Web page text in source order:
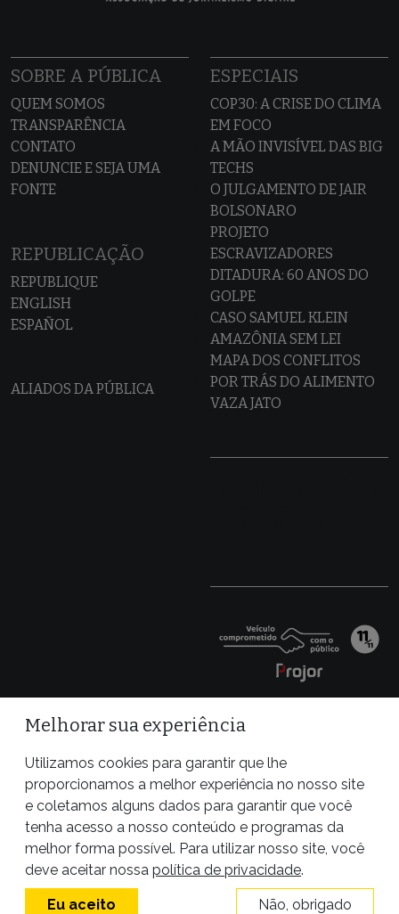
SOBRE A PÚBLICA
QUEM SOMOS
TRANSPARÊNCIA
CONTATO
DENUNCIE E SEJA UMA
FONTE
REPUBLICAÇÃO
REPUBLIQUE
ENGLISH
ESPAÑOL
ALIADOS DA PÚBLICA
ESPECIAIS
COP30: A CRISE DO CLIMA
EM FOCO
A MÃO INVISÍVEL DAS BIG
TECHS
O JULGAMENTO DE JAIR
BOLSONARO
PROJETO
ESCRAVIZADORES
DITADURA: 60 ANOS DO
GOLPE
CASO SAMUEL KLEIN
AMAZÔNIA SEM LEI
MAPA DOS CONFLITOS
POR TRÁS DO ALIMENTO
VAZA JATO
Site desenvolvido por
Melhorar sua experiência
Utilizamos cookies para garantir que lhe
proporcionamos a melhor experiência no nosso site
e coletamos alguns dados para garantir que você
tenha acesso a nosso conteúdo e programas da
melhor forma possível. Para utilizar nosso site, você
deve aceitar nossa política de privacidade.
Eu aceito Não, obrigado